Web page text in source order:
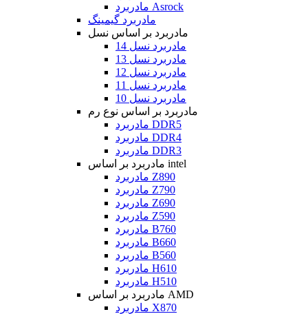
مادربرد Asrock
مادربرد گیمینگ
مادربرد بر اساس نسل
مادربرد نسل 14
مادربرد نسل 13
مادربرد نسل 12
مادربرد نسل 11
مادربرد نسل 10
مادربرد بر اساس نوع رم
مادربرد DDR5
مادربرد DDR4
مادربرد DDR3
مادربرد بر اساس intel
مادربرد Z890
مادربرد Z790
مادربرد Z690
مادربرد Z590
مادربرد B760
مادربرد B660
مادربرد B560
مادربرد H610
مادربرد H510
مادربرد بر اساس AMD
مادربرد X870